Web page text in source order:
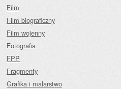
Film
Film biograficzny
Film wojenny
Fotografia
FPP
Fragmenty
Grafika i malarstwo